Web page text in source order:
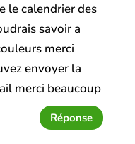
le calendrier des
savoir a
merci
envoyer la
merci beaucoup
Réponse